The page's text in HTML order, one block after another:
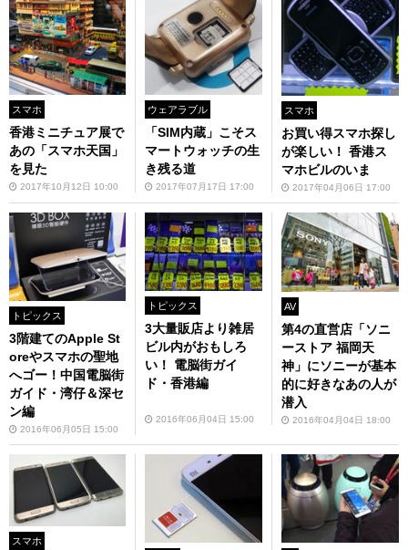
スマホ
香港ミニチュア展で
あの「スマホ天国」
を見た
2017年10月12日 10:00
ウェアラブル
「SIM内蔵」こそス
マートウォッチの生
き残る道
2017年07月17日 17:00
スマホ
お買い得スマホ探し
が楽しい！ 香港ス
マホビルのいま
2017年04月06日 17:00
トピックス
3階建てのApple St
oreやスマホの聖地
へゴー！中国電脳街
ガイド・湾仔＆深セ
ン編
2016年06月05日 15:00
トピックス
3大量販店より雑居
ビル内がおもしろ
い！ 電脳街ガイ
ド・香港編
2016年06月04日 15:00
AV
第4の直営店「ソニ
ーストア 福岡天
神」にソニーが基本
的に好きなあの人が
潜入
2016年04月04日 18:00
スマホ